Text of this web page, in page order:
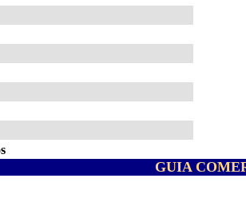
GUIA